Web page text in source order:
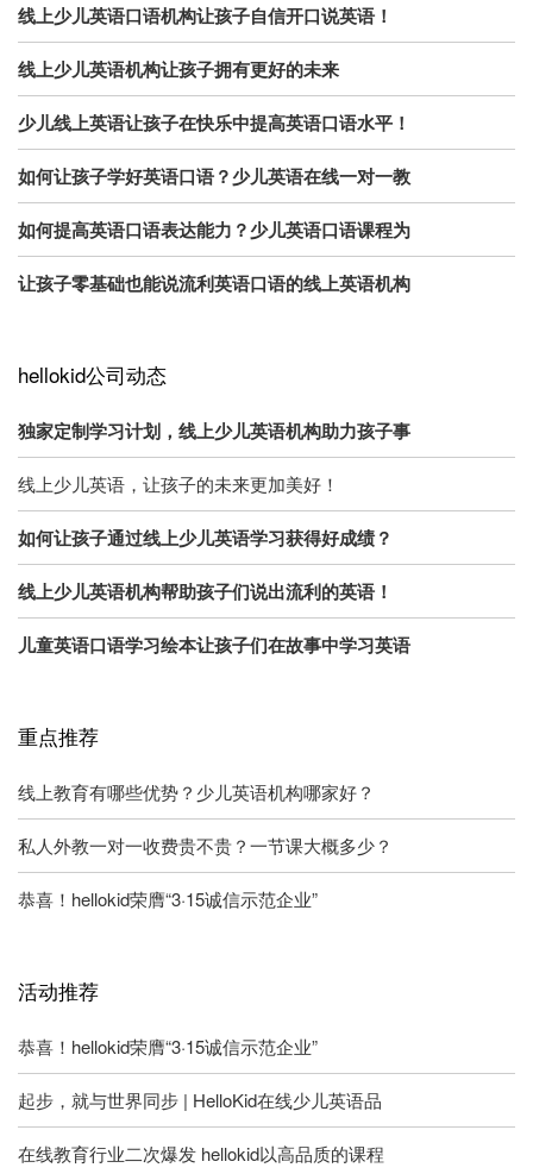
线上少儿英语口语机构让孩子自信开口说英语！
线上少儿英语机构让孩子拥有更好的未来
少儿线上英语让孩子在快乐中提高英语口语水平！
如何让孩子学好英语口语？少儿英语在线一对一教
如何提高英语口语表达能力？少儿英语口语课程为
让孩子零基础也能说流利英语口语的线上英语机构
hellokid公司动态
独家定制学习计划，线上少儿英语机构助力孩子事
线上少儿英语，让孩子的未来更加美好！
如何让孩子通过线上少儿英语学习获得好成绩？
线上少儿英语机构帮助孩子们说出流利的英语！
儿童英语口语学习绘本让孩子们在故事中学习英语
重点推荐
线上教育有哪些优势？少儿英语机构哪家好？
私人外教一对一收费贵不贵？一节课大概多少？
恭喜！hellokid荣膺“3·15诚信示范企业”
活动推荐
恭喜！hellokid荣膺“3·15诚信示范企业”
起步，就与世界同步 | HelloKid在线少儿英语品
在线教育行业二次爆发 hellokid以高品质的课程